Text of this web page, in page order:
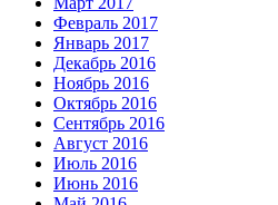
Февраль 2017
Январь 2017
Декабрь 2016
Ноябрь 2016
Октябрь 2016
Сентябрь 2016
Август 2016
Июль 2016
Июнь 2016